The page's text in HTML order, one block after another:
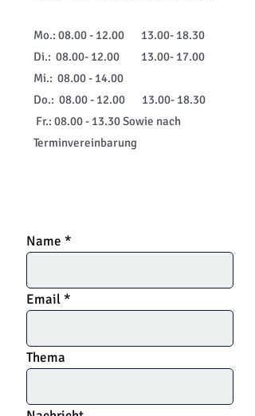
Mo.: 08.00 - 12.00
13.00- 18.30
Di.: 08.00- 12.00
13.00- 17.00
Mi.: 08.00 - 14.00
Do.: 08.00 - 12.00
13.00- 18.30
Fr.: 08.00 - 13.30Sowie nach
Terminvereinbarung
Name
Email
Thema